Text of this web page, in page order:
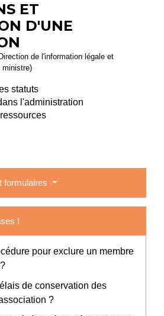
ET
D'UNE
de l'information légale et
ministre)
statuts
l'administration
formulaires
!
pour exclure un membre
de conservation des
?